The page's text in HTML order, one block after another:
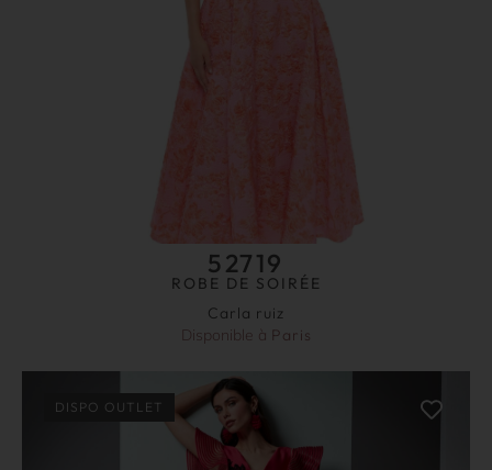
52719
ROBE DE SOIRÉE
Carla ruiz
Disponible à Paris
DISPO OUTLET